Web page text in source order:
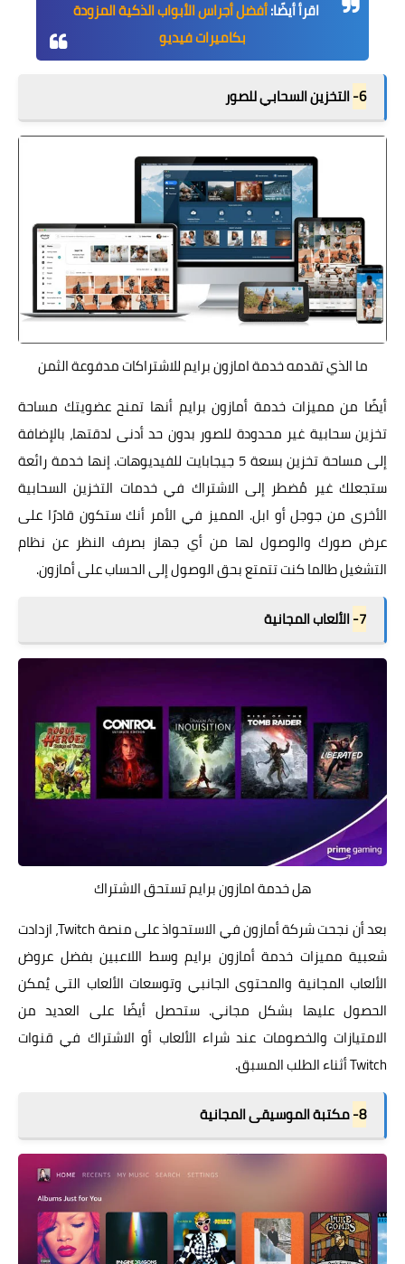
اقرأ أيضًا:أفضل أجراس الأبواب الذكية المزودة
بكاميرات فيديو
6- التخزين السحابي للصور
ما الذي تقدمه خدمة امازون برايم للاشتراكات مدفوعة الثمن
أيضًا من مميزات خدمة أمازون برايم أنها تمنح عضويتك مساحة
تخزين سحابية غير محدودة للصور بدون حد أدنى لدقتها، بالإضافة
إلى مساحة تخزين بسعة 5 جيجابايت للفيديوهات. إنها خدمة رائعة
ستجعلك غير مُضطر إلى الاشتراك في خدمات التخزين السحابية
الأخرى من جوجل أو ابل. المميز في الأمر أنك ستكون قادرًا على
عرض صورك والوصول لها من أي جهاز بصرف النظر عن نظام
التشغيل طالما كنت تتمتع بحق الوصول إلى الحساب على أمازون.
7- الألعاب المجانية
هل خدمة امازون برايم تستحق الاشتراك
بعد أن نجحت شركة أمازون في الاستحواذ على منصة Twitch، ازدادت
شعبية مميزات خدمة أمازون برايم وسط اللاعبين بفضل عروض
الألعاب المجانية والمحتوى الجانبي وتوسعات الألعاب التي يُمكن
الحصول عليها بشكل مجاني. ستحصل أيضًا على العديد من
الامتيازات والخصومات عند شراء الألعاب أو الاشتراك في قنوات
Twitch أثناء الطلب المسبق.
8- مكتبة الموسيقى المجانية